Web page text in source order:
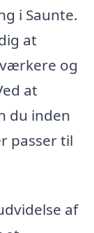
i Saunte.
at
og
at
du inden
passer til
af